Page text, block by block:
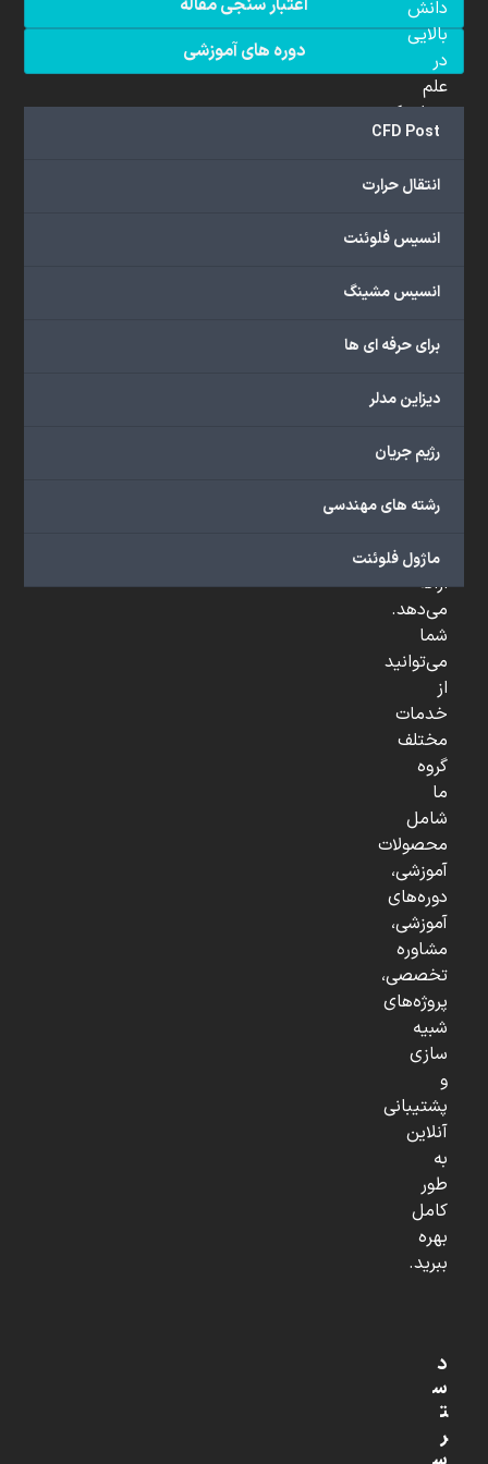
اعتبار سنجی مقاله
دوره های آموزشی
CFD Post
انتقال حرارت
انسیس فلوئنت
انسیس مشینگ
برای حرفه ای ها
دیزاین مدلر
رژیم جریان
رشته های مهندسی
ماژول فلوئنت
دانش
بالایی
در
علم
دینامیک
سیالات
(CFD)
هستند.
ما
گسترده‌ای
با
دانشگاهی،
صنعتی
...
ارائه
می‌دهد.
شما
می‌توانید
از
خدمات
مختلف
گروه
ما
شامل
محصولات
آموزشی،
دوره‌های
آموزشی،
مشاوره
تخصصی،
پروژه‌های
شبیه
سازی
و
پشتیبانی
آنلاین
به
طور
کامل
بهره
ببرید.
د
س
ت
ر